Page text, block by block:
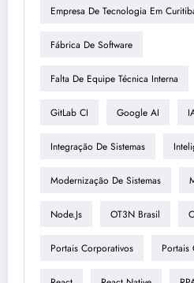
Empresa De Tecnologia Em
Fábrica De Software
Falta De Equipe Técnica Interna
GitLab CI Google AI
Integração De Sistemas
Modernização De Sistemas
Node.js OT3N Brasil
Portais Corporativos Portais